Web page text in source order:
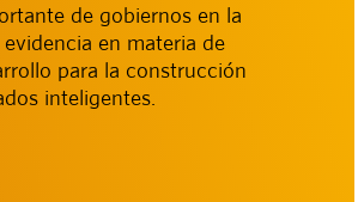
de gobiernos en la
en materia de
para la construcción
inteligentes.